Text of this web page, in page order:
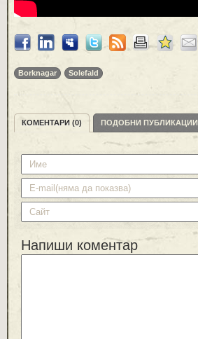
Borknagar Solefald
КОМЕНТАРИ (0) ПОДОБНИ ПУБЛИКАЦИИ
Напиши коментар